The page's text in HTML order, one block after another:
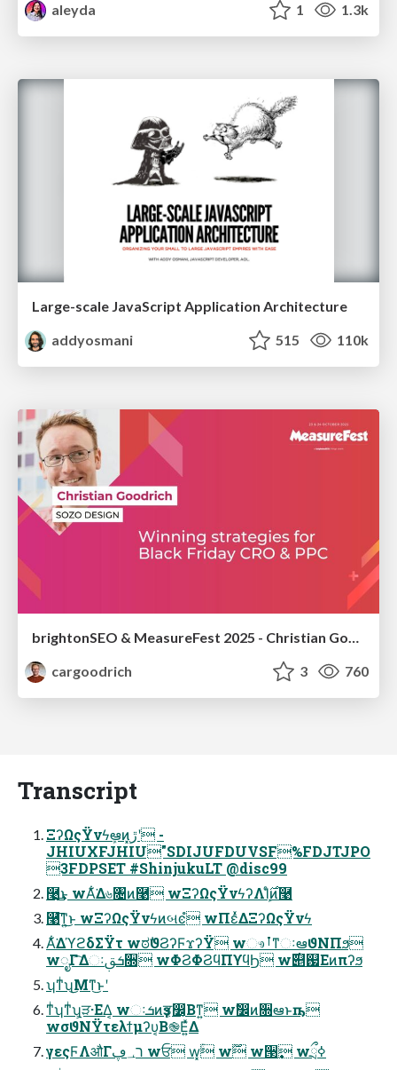
aleyda
1 1.3k
Large-scale JavaScript Application Architecture
addyosmani
515 110k
cargoodrich
3 760
Transcript
ΞʔΩςΫνϟܾఆͷ͓ڙʹ -
JHIUXFJHIU"SDIJUFDUVSF%FDJTJPO
3FDPSET #ShinjukuLT @disc99
࿩͢͜ͱ wΑ͋͘Δ৬৔ͷ࿩ wΞʔΩςΫνϟʔΛܾΊͨ࣌ͷ࿩
࿩͞ͳ͍͜ͱ wΞʔΩςΫνϟͷબͼํ wΠέͯΔΞʔΩςΫνϟ
Α͋͘ΔϓϩδΣΫτ wಠࣗϑϨʔϜϫʔΫ wෳࡶͳઃఆϑΝΠϧ
wೖΓަ͡Δઃܭࢥ૝ wΦϨΦϨϥΠϒϥϦ w࣌୅஗Εͷπʔϧ
ʮͳͥʯ͜Μͳ͜ͱʹ
ͳͥʮͳͥʯ͕ੜ·ΕΔ͔ wઃܭͷҙਤ͕෼͔Βͳ͍ wࣗ෼ͷ૝ఆͱҧ͏
wσϑΝΫτελϯμʔυ͔Β֎Ε͍ͯΔ
γεςϜΛऔΓר͘؀ڥ wਓ w͓ۚ w࣌ؒ w੓࣏ wྲྀߦ